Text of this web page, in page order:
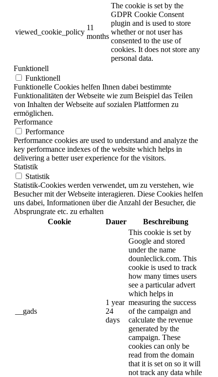
viewed_cookie_policy
11
months
The cookie is set by the
GDPR Cookie Consent
plugin and is used to store
whether or not user has
consented to the use of
cookies. It does not store any
personal data.
Funktionell
Funktionell
Funktionelle Cookies helfen Ihnen dabei bestimmte
Funktionalitäten der Webseite wie zum Beispiel das Teilen
von Inhalten der Webseite auf sozialen Plattformen zu
ermöglichen.
Performance
Performance
Performance cookies are used to understand and analyze the
key performance indexes of the website which helps in
delivering a better user experience for the visitors.
Statistik
Statistik
Statistik-Cookies werden verwendet, um zu verstehen, wie
Besucher mit der Webseite interagieren. Diese Cookies helfen
uns dabei, Informationen über die Anzahl der Besucher, die
Absprungrate etc. zu erhalten
Cookie
Dauer Beschreibung
__gads
1 year
24
days
This cookie is set by
Google and stored
under the name
dounleclick.com. This
cookie is used to track
how many times users
see a particular advert
which helps in
measuring the success
of the campaign and
calculate the revenue
generated by the
campaign. These
cookies can only be
read from the domain
that it is set on so it will
not track any data while